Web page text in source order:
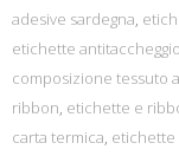
adesive sardegna,
etichette antitaccheggio
composizione tessuto
ribbon, etichette e
carta termica, etichette